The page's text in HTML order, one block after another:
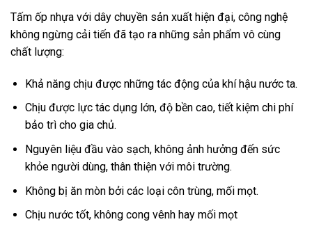
Tấm ốp nhựa với dây chuyền sản xuất hiện đại, công nghệ
không ngừng cải tiến đã tạo ra những sản phẩm vô cùng
chất lượng:
Khả năng chịu được những tác động của khí hậu nước ta.
Chịu được lực tác dụng lớn, độ bền cao, tiết kiệm chi phí
bảo trì cho gia chủ.
Nguyên liệu đầu vào sạch, không ảnh hưởng đến sức
khỏe người dùng, thân thiện với môi trường.
Không bị ăn mòn bởi các loại côn trùng, mối mọt.
Chịu nước tốt, không cong vênh hay mối mọt